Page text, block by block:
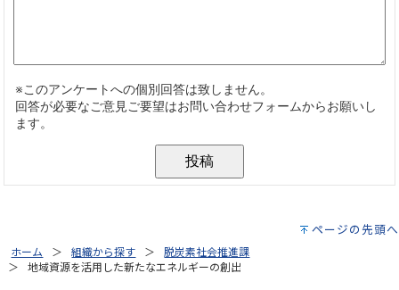
ページの先頭へ
ホーム 組織から探す
脱炭素社会推進課
地域資源を活用した新たなエネルギーの創出